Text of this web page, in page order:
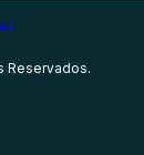
Reservados.